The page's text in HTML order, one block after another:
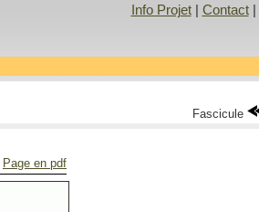
Info Projet| Contact|
Fascicule
Page en pdf